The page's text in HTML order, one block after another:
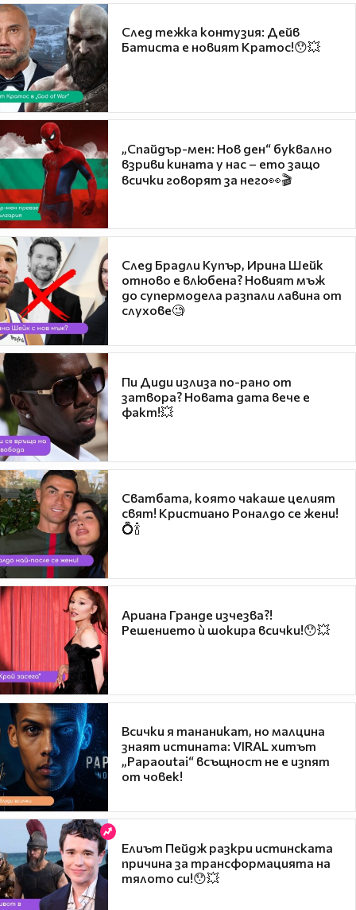
След тежка контузия: Дейв
Батиста е новият Кратос!😯💥
„Спайдър-мен: Нов ден“ буквално
взриви кината у нас – ето защо
всички говорят за него👀🎬
След Брадли Купър, Ирина Шейк
отново е влюбена? Новият мъж
до супермодела разпали лавина от
слухове🧐
Пи Диди излиза по-рано от
затвора? Новата дата вече е
факт!💥
Сватбата, която чакаше целият
свят! Кристиано Роналдо се жени!
💍🍾
Ариана Гранде изчезва?!
Решението ѝ шокира всички!😯💥
Всички я тананикат, но малцина
знаят истината: VIRAL хитът
„Papaoutai“ всъщност не е изпят
от човек!
Елиът Пейдж разкри истинската
причина за трансформацията на
тялото си!😯💥